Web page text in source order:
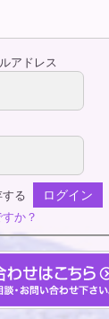
アドレス
する
か？